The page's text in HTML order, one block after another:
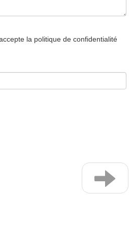
la politique de confidentialité